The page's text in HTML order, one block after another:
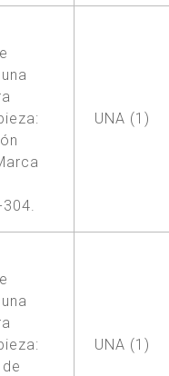
UNA (1)
UNA (1)